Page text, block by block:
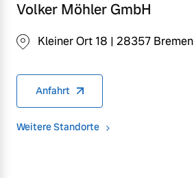
Volker Möhler GmbH
Kleiner Ort 18 | 28357 Bremen
Anfahrt
Weitere Standorte